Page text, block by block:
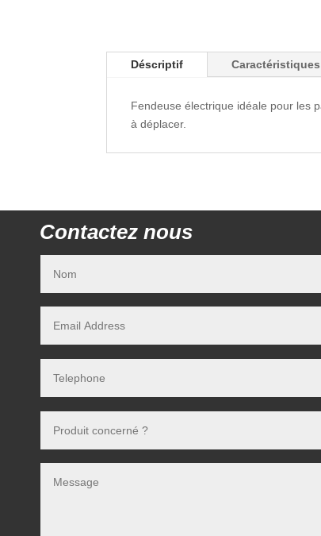
Déscriptif Caractéristiques
Fendeuse électrique idéale pour les
à déplacer.
Contactez nous